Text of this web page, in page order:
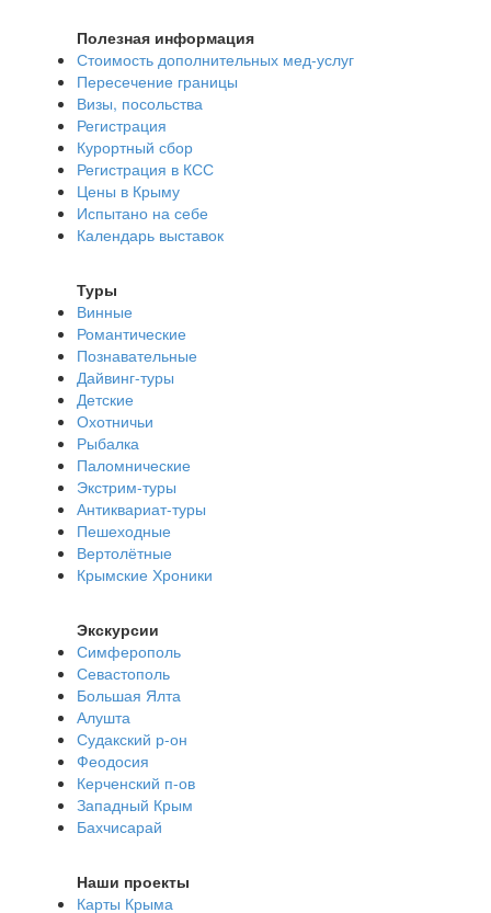
Полезная информация
Стоимость дополнительных мед-услуг
Пересечение границы
Визы, посольства
Регистрация
Курортный сбор
Регистрация в КСС
Цены в Крыму
Испытано на себе
Календарь выставок
Туры
Винные
Романтические
Познавательные
Дайвинг-туры
Детские
Охотничьи
Рыбалка
Паломнические
Экстрим-туры
Антиквариат-туры
Пешеходные
Вертолётные
Крымские Хроники
Экскурсии
Симферополь
Севастополь
Большая Ялта
Алушта
Судакский р-он
Феодосия
Керченский п-ов
Западный Крым
Бахчисарай
Наши проекты
Карты Крыма